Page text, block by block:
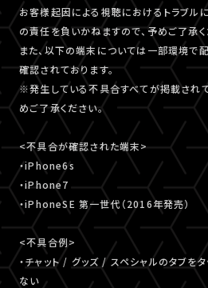
お客様起因による視聴におけるトラブル
の責任を負いかねますので、予めご了承く
また、以下の端末については一部環境で
確認されております。
※発生している不具合すべてが掲載され
めご了承ください。
<不具合が確認された端末>
・iPhone6s
・iPhone7
・iPhoneSE 第一世代（2016年発売）
<不具合例>
・チャット / グッズ / スペシャルのタブを
ない